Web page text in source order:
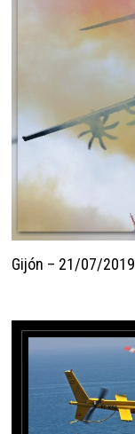
Gijón – 21/07/2019